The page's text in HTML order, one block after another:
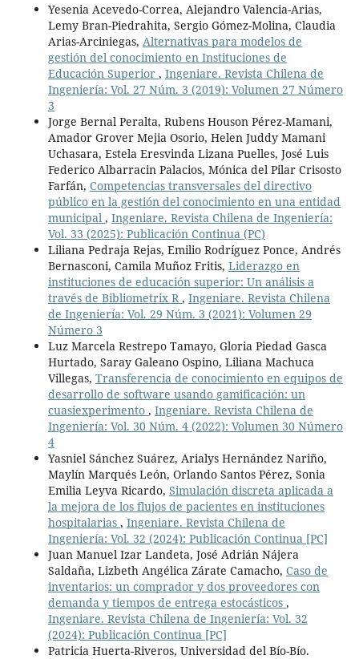
Yesenia Acevedo-Correa, Alejandro Valencia-Arias,
Lemy Bran-Piedrahita, Sergio Gómez-Molina, Claudia
Arias-Arciniegas, Alternativas para modelos de
gestión del conocimiento en Instituciones de
Educación Superior , Ingeniare. Revista Chilena de
Ingeniería: Vol. 27 Núm. 3 (2019): Volumen 27 Número
3
Jorge Bernal Peralta, Rubens Houson Pérez-Mamani,
Amador Grover Mejia Osorio, Helen Juddy Mamani
Uchasara, Estela Eresvinda Lizana Puelles, José Luis
Federico Albarracin Palacios, Mónica del Pilar Crisosto
Farfán, Competencias transversales del directivo
público en la gestión del conocimiento en una entidad
municipal , Ingeniare. Revista Chilena de Ingeniería:
Vol. 33 (2025): Publicación Continua (PC)
Liliana Pedraja Rejas, Emilio Rodríguez Ponce, Andrés
Bernasconi, Camila Muñoz Fritis, Liderazgo en
instituciones de educación superior: Un análisis a
través de Bibliometrix R , Ingeniare. Revista Chilena
de Ingeniería: Vol. 29 Núm. 3 (2021): Volumen 29
Número 3
Luz Marcela Restrepo Tamayo, Gloria Piedad Gasca
Hurtado, Saray Galeano Ospino, Liliana Machuca
Villegas, Transferencia de conocimiento en equipos de
desarrollo de software usando gamificación: un
cuasiexperimento , Ingeniare. Revista Chilena de
Ingeniería: Vol. 30 Núm. 4 (2022): Volumen 30 Número
4
Yasniel Sánchez Suárez, Arialys Hernández Nariño,
Maylín Marqués León, Orlando Santos Pérez, Sonia
Emilia Leyva Ricardo, Simulación discreta aplicada a
la mejora de los flujos de pacientes en instituciones
hospitalarias , Ingeniare. Revista Chilena de
Ingeniería: Vol. 32 (2024): Publicación Continua [PC]
Juan Manuel Izar Landeta, José Adrián Nájera
Saldaña, Lizbeth Angélica Zárate Camacho, Caso de
inventarios: un comprador y dos proveedores con
demanda y tiempos de entrega estocásticos ,
Ingeniare. Revista Chilena de Ingeniería: Vol. 32
(2024): Publicación Continua [PC]
Patricia Huerta-Riveros, Universidad del Bío-Bío.